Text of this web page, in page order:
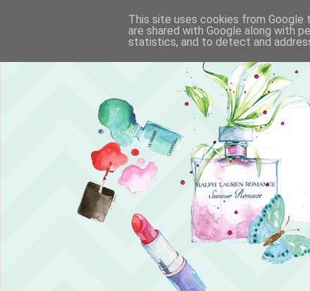
This site uses cookies from Google
are shared with Google along with
statistics, and to detect and